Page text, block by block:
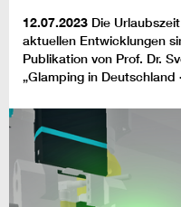
12.07.2023 Die
aktuellen Entwicklungen
Publikation von Prof. Dr.
„Glamping in